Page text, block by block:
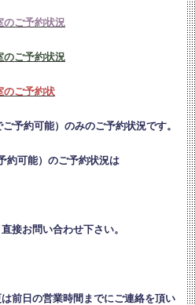
のご予約状況
のご予約状況
のご予約状
予約可能）のみのご予約状況です。
約可能）のご予約状況は
接お問い合わせ下さい。
前日の営業時間までにご連絡を頂い